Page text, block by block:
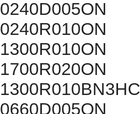
0240D005ON
0240R010ON
1300R010ON
1700R020ON
1300R010BN3HC
0660D005ON